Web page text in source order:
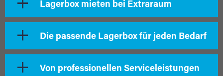
Lagerbox mieten bei Extraraum
Die passende Lagerbox für jeden Bedarf
Von professionellen Serviceleistungen